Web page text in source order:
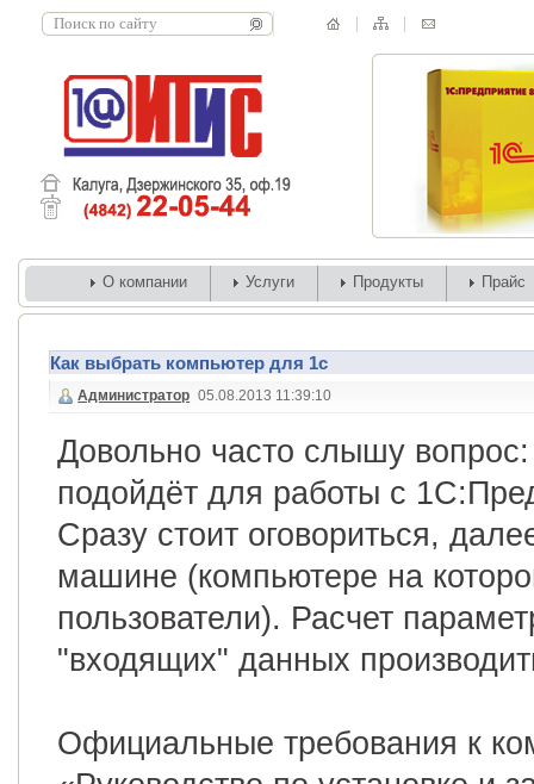
О компании Услуги Продукты Прайс
Как выбрать компьютер для 1с
Администратор 05.08.2013 11:39:10
Довольно часто слышу
подойдёт для работы с
Сразу стоит оговориться,
машине (компьютере на
пользователи). Расчет
"входящих" данных
Официальные требования к